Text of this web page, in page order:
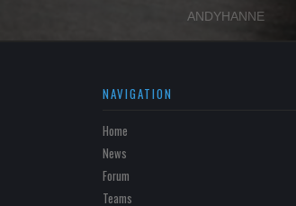
ANDYHANNE
NAVIGATION
Home
News
Forum
Teams